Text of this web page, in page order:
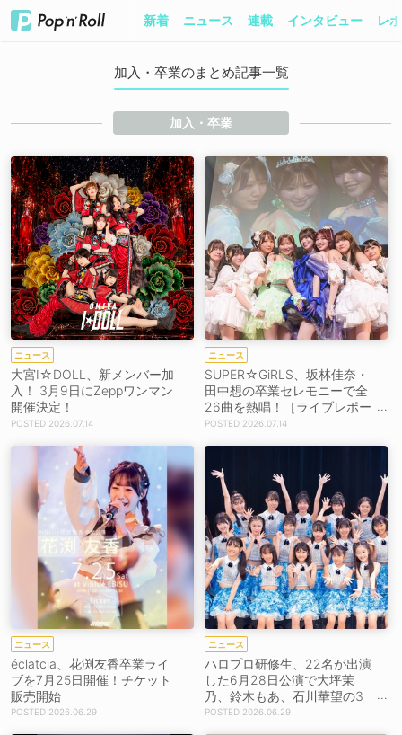
新着 ニュース 連載 インタビュー レ
加入・卒業のまとめ記事一覧
加入・卒業
ニュース
大宮I☆DOLL、新メンバー加
入！ 3月9日にZeppワンマン
開催決定！
2026.07.14
ニュース
SUPER☆GiRLS、坂林佳奈・
田中想の卒業セレモニーで全
26曲を熱唱！［ライブレポー
ト］
2026.07.14
ニュース
éclatcia、花渕友香卒業ライ
ブを7月25日開催！チケット
販売開始
2026.06.29
ニュース
ハロプロ研修生、22名が出演
した6月28日公演で大坪茉
乃、鈴木もあ、石川華望の3
名が最後のステージ［ライブ
2026.06.29